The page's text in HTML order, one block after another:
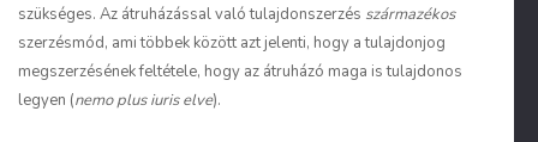
szükséges. Az átruházással való tulajdonszerzés származékos
szerzésmód, ami többek között azt jelenti, hogy a tulajdonjog
megszerzésének feltétele, hogy az átruházó maga is tulajdonos
legyen (nemo plus iuris elve).